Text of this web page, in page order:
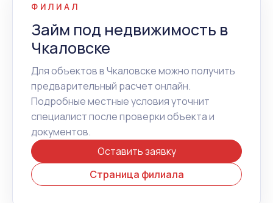
ФИЛИАЛ
Займ под недвижимость в
Чкаловске
Для объектов в Чкаловске можно получить
предварительный расчет онлайн.
Подробные местные условия уточнит
специалист после проверки объекта и
документов.
Оставить заявку
Страница филиала